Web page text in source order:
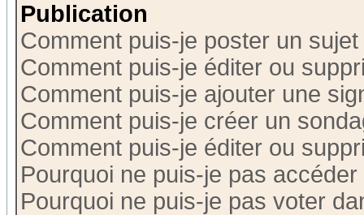
Publication
Comment puis-je poster un
Comment puis-je éditer ou
Comment puis-je ajouter une
Comment puis-je créer un
Comment puis-je éditer ou
Pourquoi ne puis-je pas
Pourquoi ne puis-je pas voter